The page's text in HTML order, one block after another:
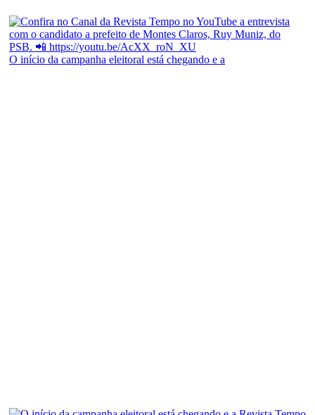
O início da campanha eleitoral está chegando e a